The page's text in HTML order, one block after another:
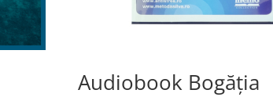
Audiobook Bogăția